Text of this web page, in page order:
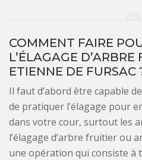
COMMENT FAIRE
L’ÉLAGAGE
ETIENNE DE FURSAC
Il faut d’abord être capable
de pratiquer l’élagage pour
dans votre cour, surtout les
l’élagage d’arbre fruitier ou
une opération qui consiste à